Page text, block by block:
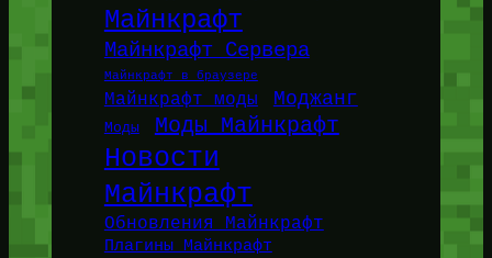
Майнкрафт
Майнкрафт Сервера
Майнкрафт в браузере
Майнкрафт моды Моджанг
Моды Моды Майнкрафт
Новости
Майнкрафт
Обновления Майнкрафт
Плагины Майнкрафт